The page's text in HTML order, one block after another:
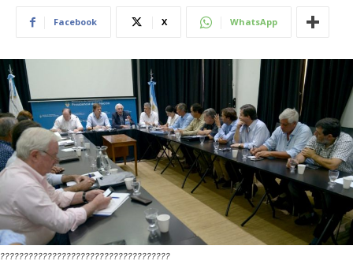
Facebook X WhatsApp
????????????????????????????????????